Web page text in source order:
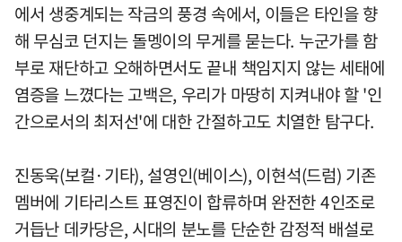
에서 생중계되는 작금의 풍경 속에서, 이들은 타인을 향
해 무심코 던지는 돌멩이의 무게를 묻는다. 누군가를 함
부로 재단하고 오해하면서도 끝내 책임지지 않는 세태에
염증을 느꼈다는 고백은, 우리가 마땅히 지켜내야 할 '인
간으로서의 최저선'에 대한 간절하고도 치열한 탐구다.
진동욱(보컬·기타), 설영인(베이스), 이현석(드럼) 기존
멤버에 기타리스트 표영진이 합류하며 완전한 4인조로
거듭난 데카당은, 시대의 분노를 단순한 감정적 배설로